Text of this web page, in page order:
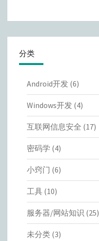
分类
Android开发 (6)
Windows开发 (4)
互联网信息安全 (17)
密码学 (4)
小窍门 (6)
工具 (10)
服务器/网站知识 (25)
未分类 (3)